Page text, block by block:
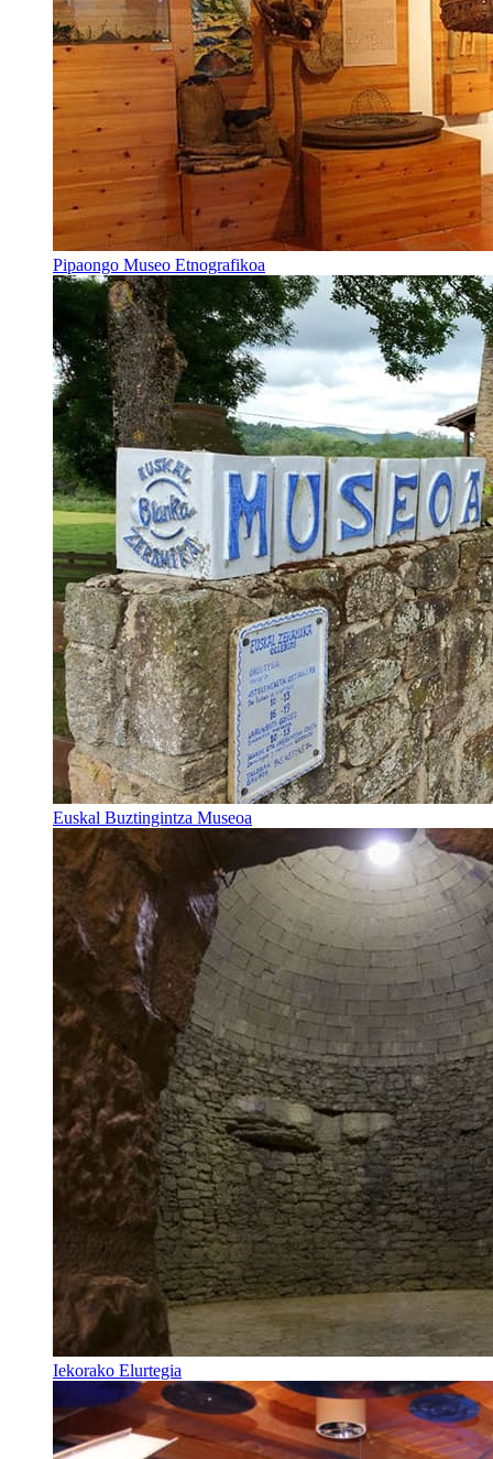
Pipaongo Museo Etnografikoa
Euskal Buztingintza Museoa
Iekorako Elurtegia